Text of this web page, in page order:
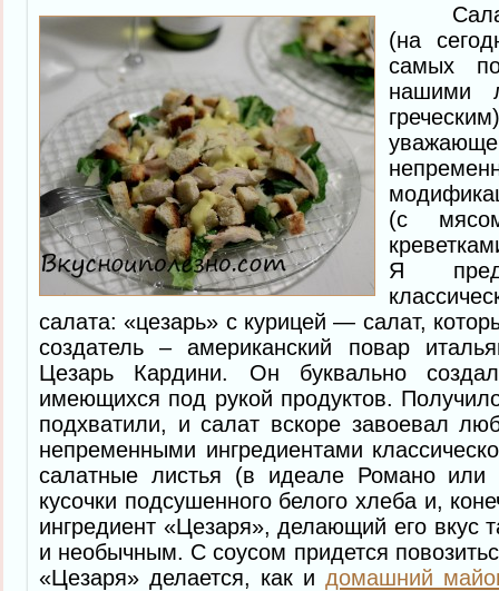
(на
самых
нашими
(с
Я
салата: «цезарь» с курицей — салат,
создатель – американский повар
Цезарь Кардини. Он буквально
имеющихся под рукой продуктов.
подхватили, и салат вскоре завоевал
непременными ингредиентами
салатные листья (в идеале Романо или
кусочки подсушенного белого хлеба и,
ингредиент «Цезаря», делающий его вкус
и необычным. С соусом придется
«Цезаря» делается, как и домашний